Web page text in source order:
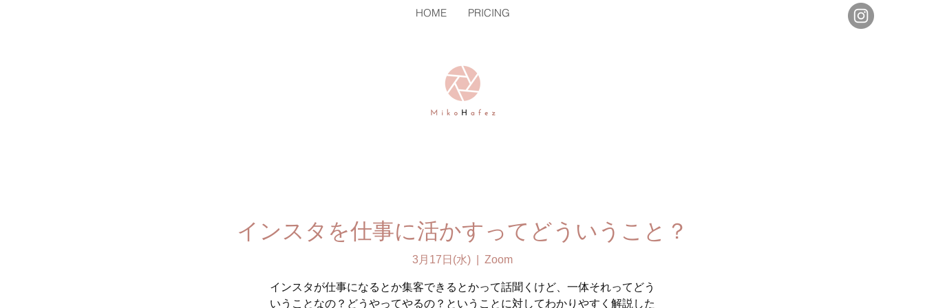
HOME PRICING
インスタを仕事に活かすってどういうこと？
3月17日(水) Zoom
インスタが仕事になるとか集客できるとかって話聞くけど、一体それってどう
いうことなの？どうやってやるの？ということに対してわかりやすく解説した